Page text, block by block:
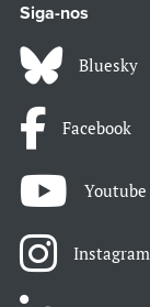
Siga-nos
Bluesky
Facebook
Youtube
Instagram